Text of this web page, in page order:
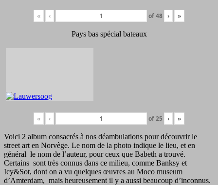
« ‹ of48 › »
Pays bas spécial bateaux
« ‹ of25 › »
Voici 2 album consacrés à nos déambulations pour découvrir le
street art en Norvège. Le nom de la photo indique le lieu, et en
général le nom de l’auteur, pour ceux que Babeth a trouvé.
Certains sont très connus dans ce milieu, comme Banksy et
Icy&Sot, dont on a vu quelques œuvres au Moco museum
d’Amterdam, mais heureusement il y a aussi beaucoup d’inconnus.